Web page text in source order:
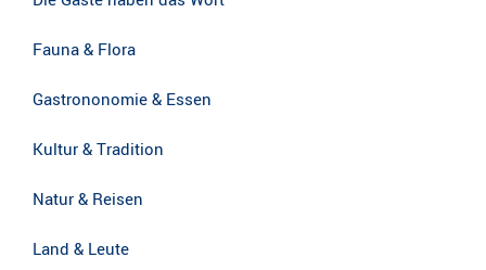
Fauna & Flora
Gastrononomie & Essen
Kultur & Tradition
Natur & Reisen
Land & Leute